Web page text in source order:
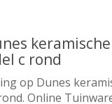
c rond
op Dunes
Online